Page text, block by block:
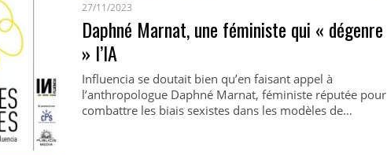
27/11/2023
Daphné Marnat, une féministe qui « dégenre
» l’IA
Influencia se doutait bien qu’en faisant appel à
l’anthropologue Daphné Marnat, féministe réputée pour
combattre les biais sexistes dans les modèles de…